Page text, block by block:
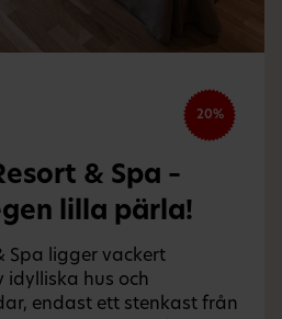
20%
& Spa –
lilla pärla!
Spa ligger vackert
idylliska hus och
endast ett stenkast från